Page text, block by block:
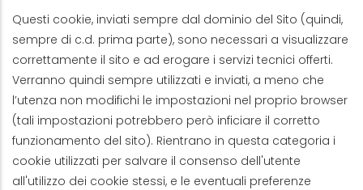
Questi cookie, inviati sempre dal dominio del Sito (quindi,
sempre di c.d. prima parte), sono necessari a visualizzare
correttamente il sito e ad erogare i servizi tecnici offerti.
Verranno quindi sempre utilizzati e inviati, a meno che
l’utenza non modifichi le impostazioni nel proprio browser
(tali impostazioni potrebbero però inficiare il corretto
funzionamento del sito). Rientrano in questa categoria i
cookie utilizzati per salvare il consenso dell'utente
all'utilizzo dei cookie stessi, e le eventuali preferenze